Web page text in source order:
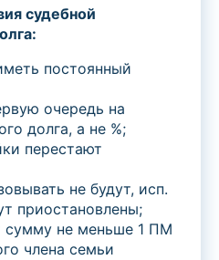
судебной
постоянный
очередь на
долга, а не %;
перестают
не будут, исп.
приостановлены;
сумму не меньше 1 ПМ
члена семьи